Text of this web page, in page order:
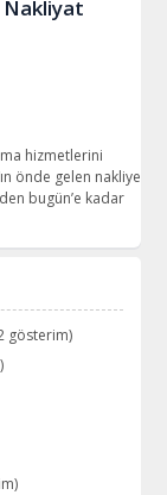
hizmetlerini
önde gelen nakliye
bugün’e kadar
gösterim)